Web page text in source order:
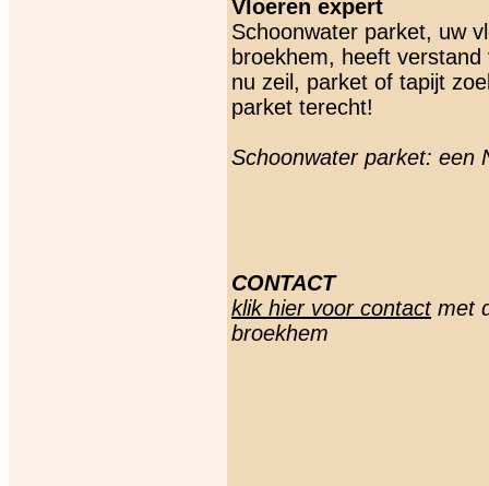
Vloeren expert
Schoonwater parket, uw
broekhem, heeft
nu zeil, parket of tapijt
parket terecht!
Schoonwater parket: een
CONTACT
klik hier voor contactmet
broekhem